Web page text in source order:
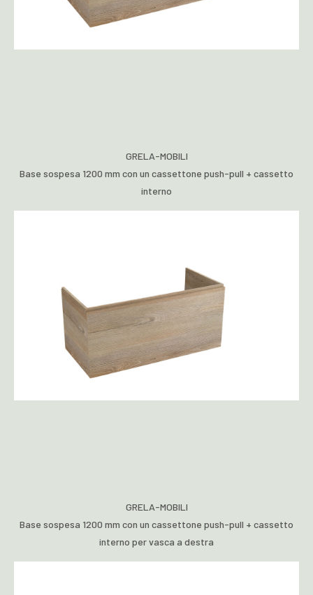
GRELA-MOBILI
Base sospesa 1200 mm con un cassettone push-pull + cassetto
interno
GRELA-MOBILI
Base sospesa 1200 mm con un cassettone push-pull + cassetto
interno per vasca a destra